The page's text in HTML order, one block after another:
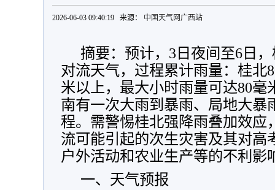
2026-06-03 09:40:19 来源： 中国天气网广西站
摘要：预计，3日夜间至6日
对流天气，过程累计雨量：桂北
米以上，最大小时雨量可达80毫
南有一次大雨到暴雨、局地大暴
程。需警惕桂北强降雨叠加效应
流可能引起的次生灾害及其对高
户外活动和农业生产等的不利影
一、天气预报